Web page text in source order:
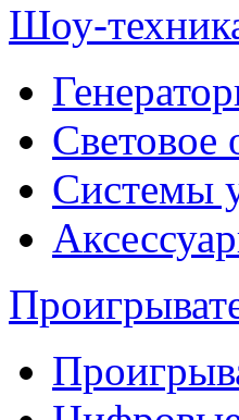
Шоу-
Световое
Системы